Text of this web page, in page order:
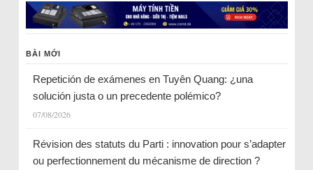
BÀI MỚI
Repetición de exámenes en Tuyên Quang: ¿una
solución justa o un precedente polémico?
07/08/2026
Révision des statuts du Parti : innovation pour s’adapter
ou perfectionnement du mécanisme de direction ?